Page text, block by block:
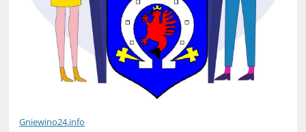
Gniewino24.info